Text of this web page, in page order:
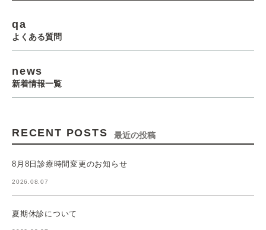
qa
よくある質問
news
新着情報一覧
RECENT POSTS 最近の投稿
8月8日診療時間変更のお知らせ
2026.08.07
夏期休診について